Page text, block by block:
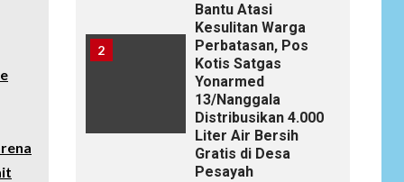
2
Bantu Atasi
Kesulitan Warga
Perbatasan, Pos
Kotis Satgas
Yonarmed
13/Nanggala
Distribusikan 4.000
Liter Air Bersih
Gratis di Desa
Pesayah